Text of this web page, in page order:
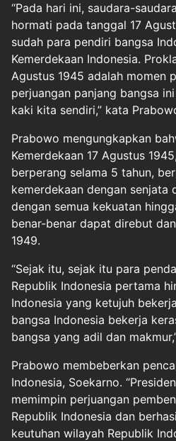
“Pada hari ini, saudara-
hormati pada tanggal 17
sudah para pendiri bangsa
Kemerdekaan Indonesia.
Agustus 1945 adalah momen
perjuangan panjang bangsa
kaki kita sendiri,” kata
Prabowo mengungkapkan
Kemerdekaan 17 Agustus
berperang selama 5 tahun,
kemerdekaan dengan senjata
dengan semua kekuatan
benar-benar dapat direbut
1949.
“Sejak itu, sejak itu para
Republik Indonesia pertama
Indonesia yang ketujuh
bangsa Indonesia bekerja
bangsa yang adil dan
Prabowo membeberkan
Indonesia, Soekarno.
memimpin perjuangan
Republik Indonesia dan
keutuhan wilayah Republik